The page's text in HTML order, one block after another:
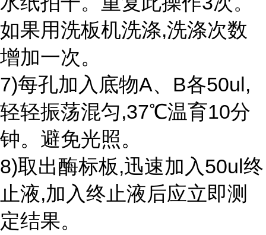
如果用洗板机洗涤,洗涤次数
增加一次。
7)每孔加入底物A、B各50ul,
轻轻振荡混匀,37℃温育10分
钟。避免光照。
8)取出酶标板,迅速加入50ul终
止液,加入终止液后应立即测
定结果。